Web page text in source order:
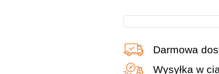
Darmowa
Wysyłka w